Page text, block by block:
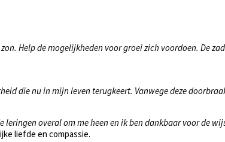
Help de mogelijkheden voor groei zich voordoen. De
die nu in mijn leven terugkeert. Vanwege deze
leringen overal om me heen en ik ben dankbaar voor de
liefde en compassie.